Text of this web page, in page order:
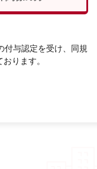
付与認定を受け、同規
ります。